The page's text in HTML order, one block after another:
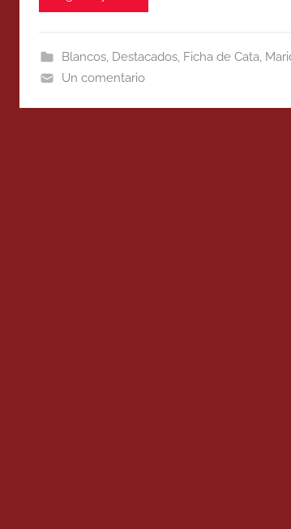
Blancos, Destacados, Ficha de Cata,
Un comentario